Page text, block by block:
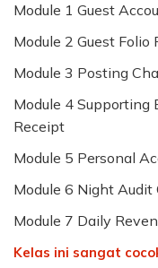
Module 1 Guest
Module 2 Guest Folio
Module 3 Posting
Module 4 Supporting
Receipt
Module 5 Personal
Module 6 Night Audit
Module 7 Daily
Kelas ini sangat